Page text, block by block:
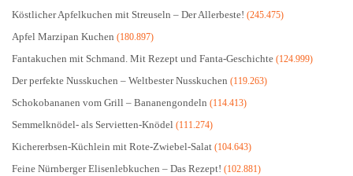
Köstlicher Apfelkuchen mit Streuseln – Der Allerbeste! (245.475)
Apfel Marzipan Kuchen (180.897)
Fantakuchen mit Schmand. Mit Rezept und Fanta-Geschichte (124.999)
Der perfekte Nusskuchen – Weltbester Nusskuchen (119.263)
Schokobananen vom Grill – Bananengondeln (114.413)
Semmelknödel- als Servietten-Knödel (111.274)
Kichererbsen-Küchlein mit Rote-Zwiebel-Salat (104.643)
Feine Nürnberger Elisenlebkuchen – Das Rezept! (102.881)